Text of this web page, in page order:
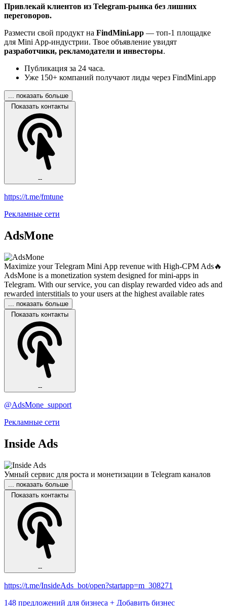
Привлекай клиентов из Telegram-рынка без лишних
переговоров.
Размести свой продукт на FindMini.app — топ-1 площадке
для Mini App-индустрии. Твое объявление увидят
разработчики, рекламодатели и инвесторы.
Публикация за 24 часа.
Уже 150+ компаний получают лиды через FindMini.app
... показать больше
Показать контакты
--
https://t.me/fmtune
Рекламные сети
AdsMone
Maximize your Telegram Mini App revenue with High-CPM Ads🔥
AdsMone is a monetization system designed for mini-apps in
Telegram. With our service, you can display rewarded video ads and
rewarded interstitials to your users at the highest available rates
... показать больше
Показать контакты
--
@AdsMone_support
Рекламные сети
Inside Ads
Умный сервис для роста и монетизации в Telegram каналов
... показать больше
Показать контакты
--
https://t.me/InsideAds_bot/open?startapp=m_308271
148 предложений для бизнеса + Добавить бизнес